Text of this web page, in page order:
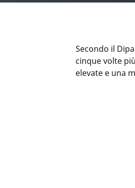
Secondo il
cinque volte
elevate e una